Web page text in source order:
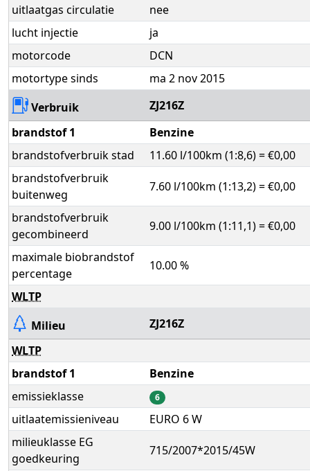
uitlaatgas circulatie
nee
lucht injectie
ja
motorcode
DCN
motortype sinds
ma 2 nov 2015
Verbruik
ZJ216Z
brandstof 1
Benzine
brandstofverbruik stad
11.60 l/100km (1:8,6) = €0,00
brandstofverbruik
buitenweg
7.60 l/100km (1:13,2) = €0,00
brandstofverbruik
gecombineerd
9.00 l/100km (1:11,1) = €0,00
maximale biobrandstof
percentage
10.00 %
WLTP
Milieu
ZJ216Z
WLTP
brandstof 1
Benzine
emissieklasse
6
uitlaatemissieniveau
EURO 6 W
milieuklasse EG
goedkeuring
715/2007*2015/45W